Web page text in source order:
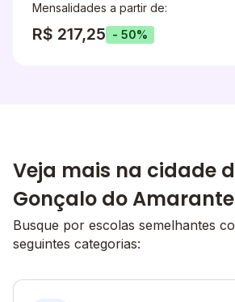
Mensalidades a partir de:
R$ 217,25 - 50%
Veja mais na cidade
Gonçalo do Amarante
Busque por escolas semelhantes
seguintes categorias: